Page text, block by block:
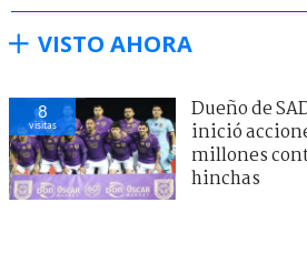
VISTO AHORA
8
visitas
Dueño de
inició
millones
hinchas